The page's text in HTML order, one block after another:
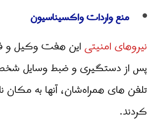
منع واردات واکسیناسیون
نیروهای امنیتیاین هفت وکیل و
پس از دستگیری و ضبط وسایل
تلفن های همراه‌شان، آنها به مکان
کردند.